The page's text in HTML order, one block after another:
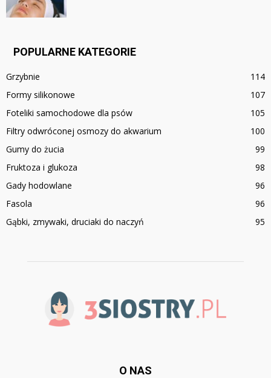
POPULARNE KATEGORIE
Grzybnie
114
Formy silikonowe
107
Foteliki samochodowe dla psów
105
Filtry odwróconej osmozy do akwarium
100
Gumy do żucia
99
Fruktoza i glukoza
98
Gady hodowlane
96
Fasola
96
Gąbki, zmywaki, druciaki do naczyń
95
O NAS